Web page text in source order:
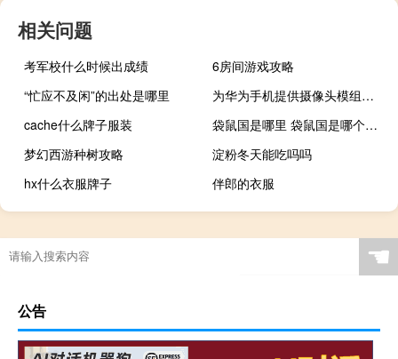
相关问题
考军校什么时候出成绩
6房间游戏攻略
“忙应不及闲”的出处是哪里
为华为手机提供摄像头模组？欧菲光：有保密协议不方便回答
cache什么牌子服装
袋鼠国是哪里 袋鼠国是哪个国家
梦幻西游种树攻略
淀粉冬天能吃吗吗
hx什么衣服牌子
伴郎的衣服
☚
公告